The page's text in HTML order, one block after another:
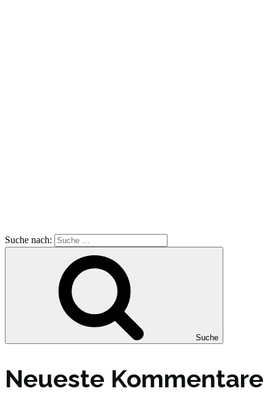
Suche nach:
Suche
Neueste Kommentare